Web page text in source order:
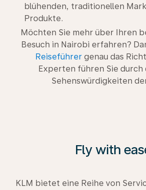
blühenden, traditionellen
Produkte.
Möchten Sie mehr über Ihren
Besuch in Nairobi erfahren?
Reiseführer genau das
Experten führen Sie durch
Sehenswürdigkeiten
Fly with
KLM bietet eine Reihe von